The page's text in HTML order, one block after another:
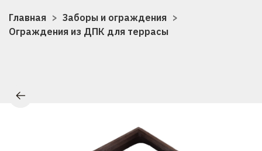
Главная
Заборы и ограждения
Ограждения из ДПК для террасы